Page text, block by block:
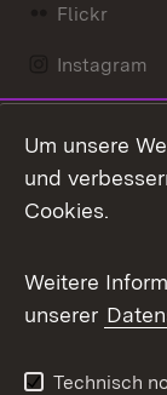
Flickr
Instagram
Mastodon
Messenger
Social Wall
X / Twitter
Youtube
Um unsere
und
Cookies.
Weitere
unserer
Technisch